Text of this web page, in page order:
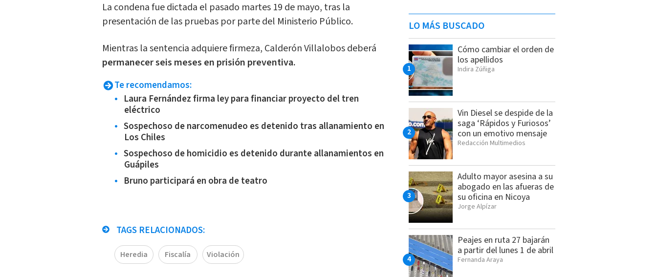
La condena fue dictada el pasado martes 19 de mayo, tras la
presentación de las pruebas por parte del Ministerio Público.
Mientras la sentencia adquiere firmeza, Calderón Villalobos deberá
permanecer seis meses en prisión preventiva.
Te recomendamos:
Laura Fernández firma ley para financiar proyecto del tren
eléctrico
Sospechoso de narcomenudeo es detenido tras allanamiento en
Los Chiles
Sospechoso de homicidio es detenido durante allanamientos en
Guápiles
Bruno participará en obra de teatro
TAGS RELACIONADOS:
Heredia Fiscalía Violación
LO MÁS BUSCADO
Cómo cambiar el orden de
los apellidos
Indira Zúñiga
Vin Diesel se despide de la
saga ‘Rápidos y Furiosos’
con un emotivo mensaje
Redacción Multimedios
Adulto mayor asesina a su
abogado en las afueras de
su oficina en Nicoya
Jorge Alpízar
Peajes en ruta 27 bajarán
a partir del lunes 1 de abril
Fernanda Araya